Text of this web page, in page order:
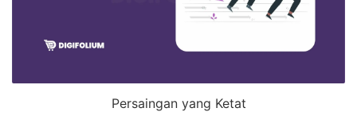
Persaingan yang Ketat